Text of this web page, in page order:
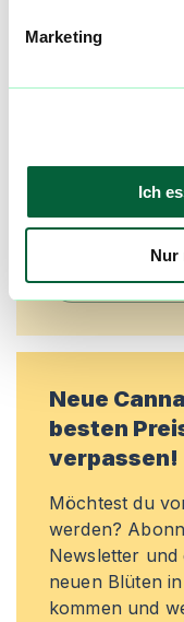
Marketing
Ich
Nur
Community
und
exklusive
Jetzt
Neue
besten
verpassen!
Möchtest du
werden?
Newsletter
neuen Blüten
kommen und